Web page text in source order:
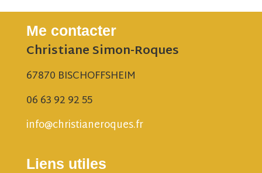
Me contacter
Christiane Simon-Roques
67870 BISCHOFFSHEIM
06 63 92 92 55
info@christianeroques.fr
Liens utiles